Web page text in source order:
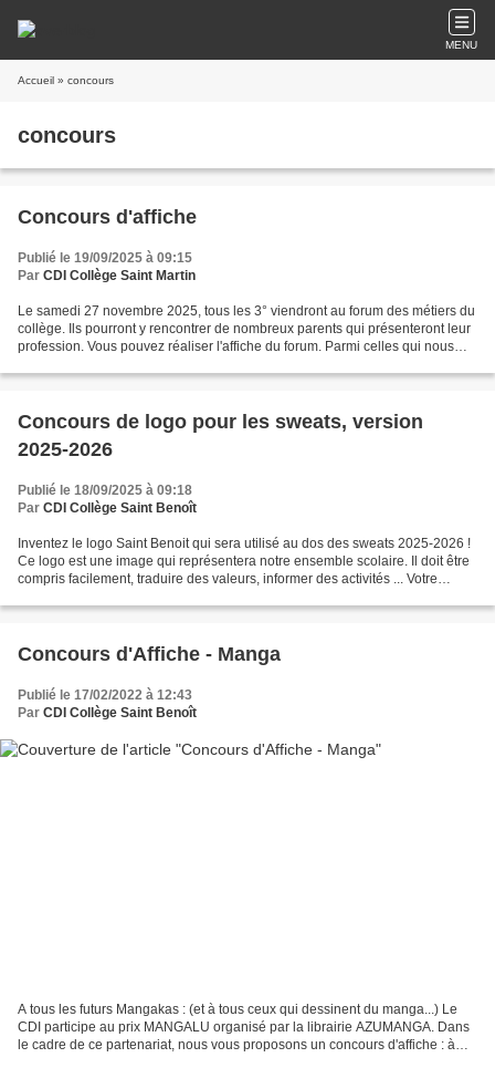
MENU
Accueil » concours
concours
Concours d'affiche
Publié le 19/09/2025 à 09:15
Par CDI Collège Saint Martin
Le samedi 27 novembre 2025, tous les 3° viendront au forum des métiers du
collège. Ils pourront y rencontrer de nombreux parents qui présenteront leur
profession. Vous pouvez réaliser l'affiche du forum. Parmi celles qui nous
Concours de logo pour les sweats, version
2025-2026
Publié le 18/09/2025 à 09:18
Par CDI Collège Saint Benoît
Inventez le logo Saint Benoit qui sera utilisé au dos des sweats 2025-2026 !
Ce logo est une image qui représentera notre ensemble scolaire. Il doit être
compris facilement, traduire des valeurs, informer des activités ... Votre
Concours d'Affiche - Manga
Publié le 17/02/2022 à 12:43
Par CDI Collège Saint Benoît
A tous les futurs Mangakas : (et à tous ceux qui dessinent du manga...) Le
CDI participe au prix MANGALU organisé par la librairie AZUMANGA. Dans
le cadre de ce partenariat, nous vous proposons un concours d'affiche : à